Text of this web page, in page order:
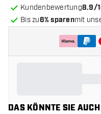
Kundenbewertung8.9/
Bis zu6% sparenmit
DAS KÖNNTE SIE